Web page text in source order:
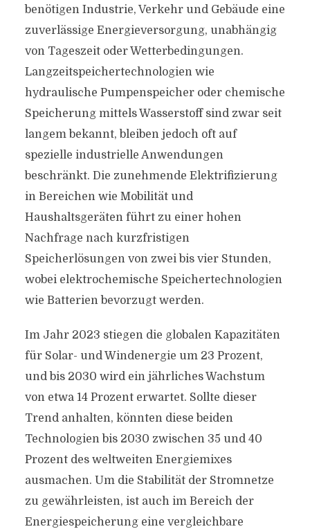
benötigen Industrie, Verkehr und Gebäude eine
zuverlässige Energieversorgung, unabhängig
von Tageszeit oder Wetterbedingungen.
Langzeitspeichertechnologien wie
hydraulische Pumpenspeicher oder chemische
Speicherung mittels Wasserstoff sind zwar seit
langem bekannt, bleiben jedoch oft auf
spezielle industrielle Anwendungen
beschränkt. Die zunehmende Elektrifizierung
in Bereichen wie Mobilität und
Haushaltsgeräten führt zu einer hohen
Nachfrage nach kurzfristigen
Speicherlösungen von zwei bis vier Stunden,
wobei elektrochemische Speichertechnologien
wie Batterien bevorzugt werden.
Im Jahr 2023 stiegen die globalen Kapazitäten
für Solar- und Windenergie um 23 Prozent,
und bis 2030 wird ein jährliches Wachstum
von etwa 14 Prozent erwartet. Sollte dieser
Trend anhalten, könnten diese beiden
Technologien bis 2030 zwischen 35 und 40
Prozent des weltweiten Energiemixes
ausmachen. Um die Stabilität der Stromnetze
zu gewährleisten, ist auch im Bereich der
Energiespeicherung eine vergleichbare